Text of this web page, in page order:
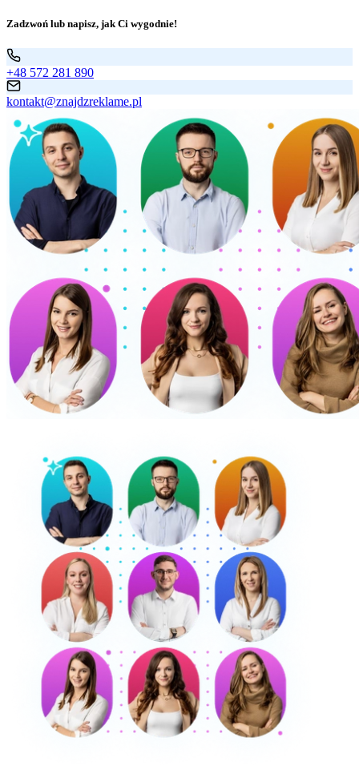
Zadzwoń lub napisz, jak Ci wygodnie!
+48 572 281 890
kontakt@znajdzreklame.pl